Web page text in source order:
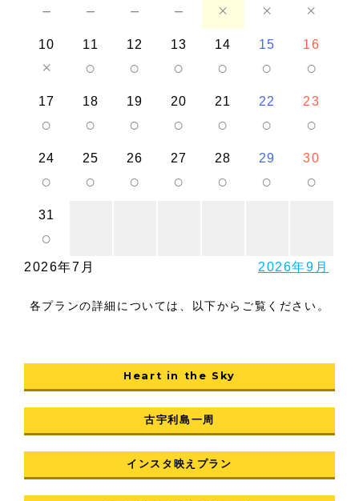
－ － － － × × ×
10
×
11
○
12
○
13
○
14
○
15
○
16
○
17
○
18
○
19
○
20
○
21
○
22
○
23
○
24
○
25
○
26
○
27
○
28
○
29
○
30
○
31
○
2026年7月 2026年9月
各プランの詳細については、以下からご覧ください。
Heart in the Sky
古宇利島一周
インスタ映えプラン